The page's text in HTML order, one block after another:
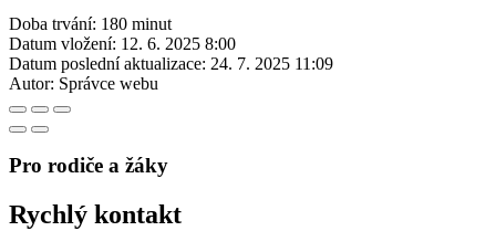
Doba trvání: 180 minut
Datum vložení: 12. 6. 2025 8:00
Datum poslední aktualizace: 24. 7. 2025 11:09
Autor: Správce webu
Pro rodiče a žáky
Rychlý kontakt